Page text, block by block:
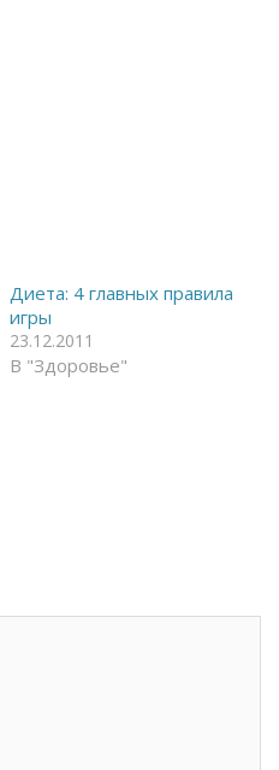
Диета: 4 главных правила
игры
23.12.2011
В "Здоровье"